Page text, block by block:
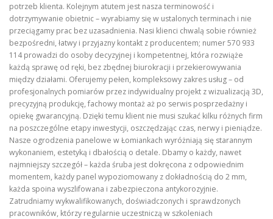
potrzeb klienta. Kolejnym atutem jest nasza terminowość i
dotrzymywanie obietnic – wyrabiamy się w ustalonych terminach i nie
przeciągamy prac bez uzasadnienia. Nasi klienci chwalą sobie również
bezpośredni, łatwy i przyjazny kontakt z producentem; numer 570 933
114 prowadzi do osoby decyzyjnej i kompetentnej, która rozwiąże
każdą sprawę od ręki, bez zbędnej biurokracji i przekierowywania
między działami. Oferujemy pełen, kompleksowy zakres usług – od
profesjonalnych pomiarów przez indywidualny projekt z wizualizacją 3D,
precyzyjną produkcję, fachowy montaż aż po serwis posprzedażny i
opiekę gwarancyjną. Dzięki temu klient nie musi szukać kilku różnych firm
na poszczególne etapy inwestycji, oszczędzając czas, nerwy i pieniądze.
Nasze ogrodzenia panelowe w Łomiankach wyróżniają się starannym
wykonaniem, estetyką i dbałością o detale. Dbamy o każdy, nawet
najmniejszy szczegół – każda śruba jest dokręcona z odpowiednim
momentem, każdy panel wypoziomowany z dokładnością do 2 mm,
każda spoina wyszlifowana i zabezpieczona antykorozyjnie.
Zatrudniamy wykwalifikowanych, doświadczonych i sprawdzonych
pracowników, którzy regularnie uczestniczą w szkoleniach